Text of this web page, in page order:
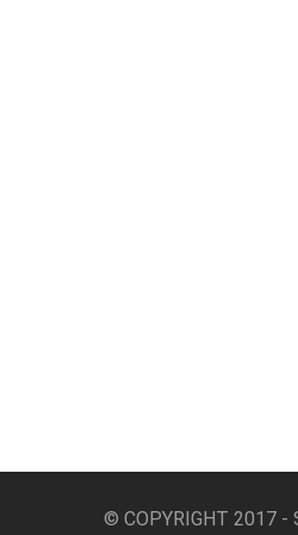
© COPYRIGHT 2017 -